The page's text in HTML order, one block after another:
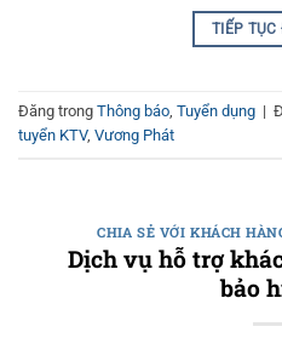
TIẾP TỤC
Đăng trong Thông báo Tuyển dụng |
tuyển KTV, Vương Phát
CHIA SẺ VỚI KHÁCH
Dịch vụ hỗ trợ
bảo